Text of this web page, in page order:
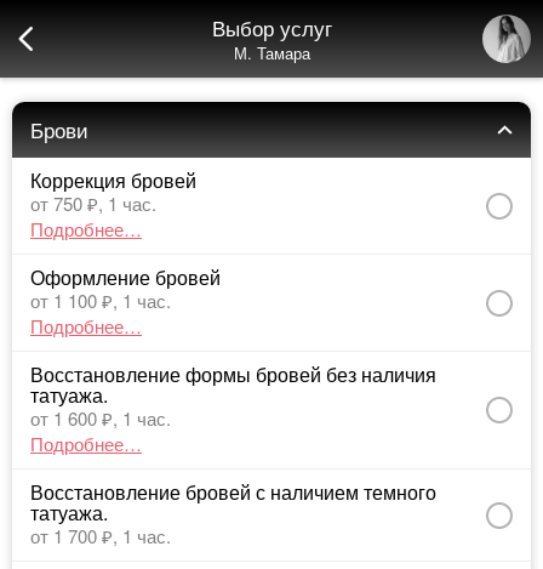
Выбор услуг
М. Тамара
Брови
Коррекция бровей
от 750 ₽, 1 час.
Подробнее…
Оформление бровей
от 1 100 ₽, 1 час.
Подробнее…
Восстановление формы бровей без наличия
татуажа.
от 1 600 ₽, 1 час.
Подробнее…
Восстановление бровей с наличием темного
татуажа.
от 1 700 ₽, 1 час.